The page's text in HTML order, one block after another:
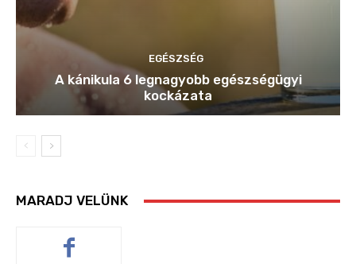
EGÉSZSÉG
A kánikula 6 legnagyobb egészségügyi
kockázata
MARADJ VELÜNK